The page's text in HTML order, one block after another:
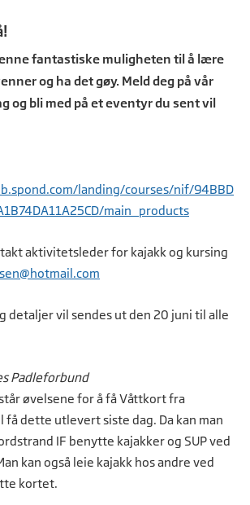
fantastiske muligheten til å lære
og ha det gøy. Meld deg på vår
og bli med på et eventyr du sent vil
landing/courses/nif/94BBD
main_products
aktivitetsleder for kajakk og kursing
detaljer vil sendes ut den 20 juni til alle
Padleforbund
øvelsene for å få Våttkort fra
dette utlevert siste dag. Da kan man
IF benytte kajakker og SUP ved
kan også leie kajakk hos andre ved
kortet.